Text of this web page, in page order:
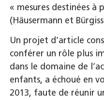
« mesures destinées
(Häusermann et
Un projet d’article
conférer un rôle plus
dans le domaine de
enfants, a échoué en
2013, faute de réunir